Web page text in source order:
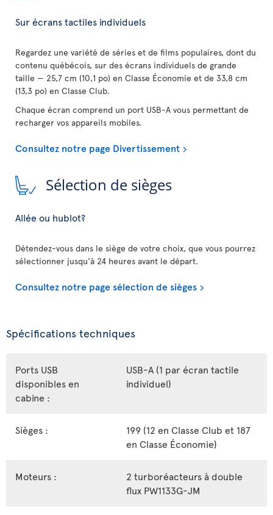
Sur écrans tactiles individuels
Regardez une variété de séries et de films populaires, dont du
contenu québécois, sur des écrans individuels de grande
taille — 25,7 cm (10,1 po) en Classe Économie et de 33,8 cm
(13,3 po) en Classe Club.
Chaque écran comprend un port USB-A vous permettant de
recharger vos appareils mobiles.
Consultez notre page Divertissement
Sélection de sièges
Allée ou hublot?
Détendez-vous dans le siège de votre choix, que vous pourrez
sélectionner jusqu'à 24 heures avant le départ.
Consultez notre page sélection de sièges
Spécifications techniques
Ports USB
disponibles en
cabine :
USB-A (1 par écran tactile
individuel)
Sièges :
199 (12 en Classe Club et 187
en Classe Économie)
Moteurs :
2 turboréacteurs à double
flux PW1133G-JM